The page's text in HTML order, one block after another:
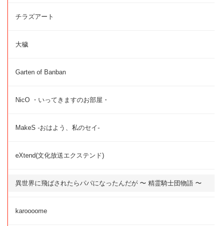
チラズアート
大穢
Garten of Banban
NicO ・いってきますのお部屋・
MakeS -おはよう、私のセイ-
eXtend(文化放送エクステンド)
異世界に飛ばされたらパパになったんだが 〜 精霊騎士団物語 〜
karoooome